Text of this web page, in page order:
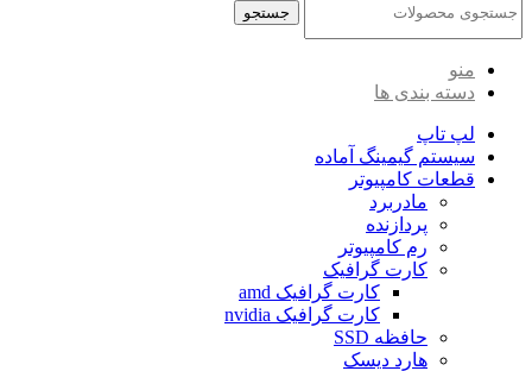
جستجو
منو
دسته بندی ها
لپ تاپ
سیستم گیمینگ آماده
قطعات کامپیوتر
مادربرد
پردازنده
رم کامپیوتر
کارت گرافیک
کارت گرافیک amd
کارت گرافیک nvidia
حافظه SSD
هارد دیسک